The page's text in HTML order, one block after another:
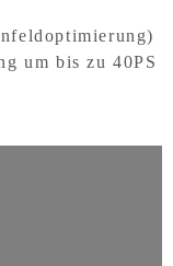
um bis zu 40PS